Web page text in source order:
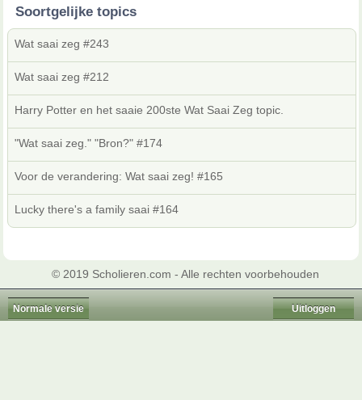
Soortgelijke topics
Wat saai zeg #243
Wat saai zeg #212
Harry Potter en het saaie 200ste Wat Saai Zeg topic.
"Wat saai zeg." "Bron?" #174
Voor de verandering: Wat saai zeg! #165
Lucky there's a family saai #164
© 2019 Scholieren.com - Alle rechten voorbehouden
Normale versie Uitloggen